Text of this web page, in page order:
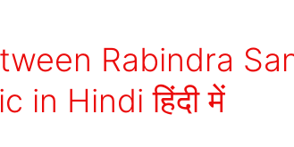
Rabindra
in Hindi हिंदी में